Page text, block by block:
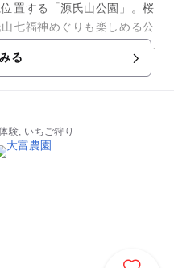
置する「源氏山公園」。桜
七福神めぐりも楽しめる公
頂上までは徒歩約15分。山
る
験, いちご狩り